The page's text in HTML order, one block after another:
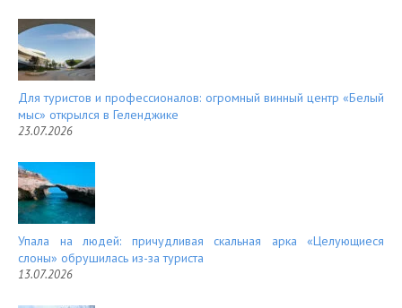
Для туристов и профессионалов: огромный винный центр «Белый
мыс» открылся в Геленджике
23.07.2026
Упала на людей: причудливая скальная арка «Целующиеся
слоны» обрушилась из-за туриста
13.07.2026